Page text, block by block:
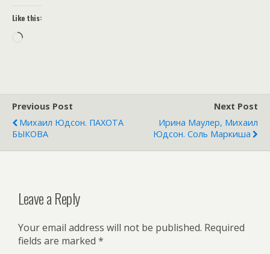
Like this:
Loading…
Previous Post
Михаил Юдсон. ПАХОТА
БЫКОВА
Next Post
Ирина Маулер, Михаил
Юдсон. Соль Маркиша
Leave a Reply
Your email address will not be published. Required
fields are marked *